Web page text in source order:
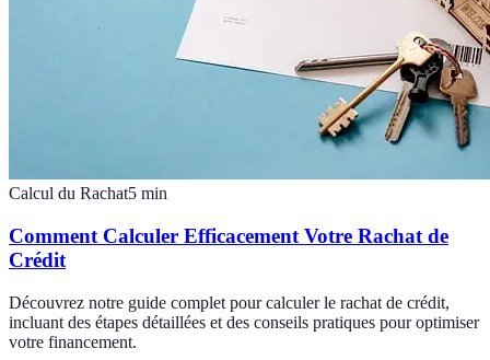
Calcul du Rachat5 min
Comment Calculer Efficacement Votre Rachat de
Crédit
Découvrez notre guide complet pour calculer le rachat de crédit,
incluant des étapes détaillées et des conseils pratiques pour optimiser
votre financement.